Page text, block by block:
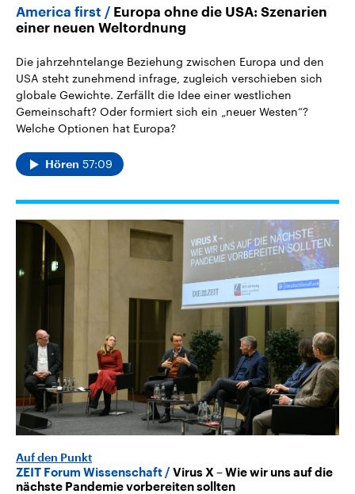
America first
Europa ohne die USA: Szenarien
einer neuen Weltordnung
Die jahrzehntelange Beziehung zwischen Europa und den
USA steht zunehmend infrage, zugleich verschieben sich
globale Gewichte. Zerfällt die Idee einer westlichen
Gemeinschaft? Oder formiert sich ein „neuer Westen“?
Welche Optionen hat Europa?
Hören 57:09
Auf den Punkt
ZEIT Forum Wissenschaft
Virus X – Wie wir uns auf die
nächste Pandemie vorbereiten sollten